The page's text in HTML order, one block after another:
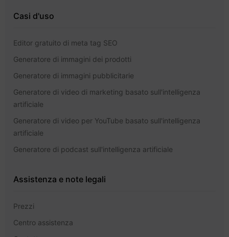
Casi d'uso
Editor gratuito di meta tag SEO
Generatore di immagini dei prodotti
Generatore di immagini pubblicitarie
Generatore di video di marketing basato sull'intelligenza
artificiale
Generatore di video per YouTube basato sull'intelligenza
artificiale
Generatore di podcast sull'intelligenza artificiale
Assistenza e note legali
Prezzi
Centro assistenza